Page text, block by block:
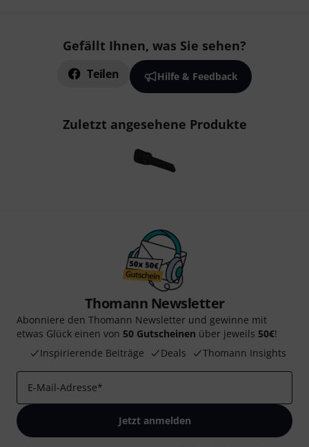
Gefällt Ihnen, was Sie sehen?
Teilen Hilfe & Feedback
Zuletzt angesehene Produkte
Thomann Newsletter
Abonniere den Thomann Newsletter und gewinne mit
etwas Glück einen von 50 Gutscheinen über jeweils 50€!
Inspirierende Beiträge
Deals Thomann Insights
E-Mail-Adresse*
Jetzt anmelden